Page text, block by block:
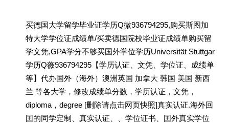
买德国大学留学毕业证学历Q微936794295,购买斯图加
特大学学位证成绩单/买卖德国院校毕业证成绩单购买留
学文凭,GPA学分不够买国外学位学历Universität Stuttgar
学历Q薇936794295【学历认证、文凭、学位证、成绩单
等】代办国外（海外）澳洲英国 加拿大 韩国 美国 新西
兰 等各大学，修改成绩单分数，学历认证，文凭，
diploma，degree [删除请点击网页快照]真实认证.海外回
囯的同学定制、真实认证、、学位证书、囯外真实学位